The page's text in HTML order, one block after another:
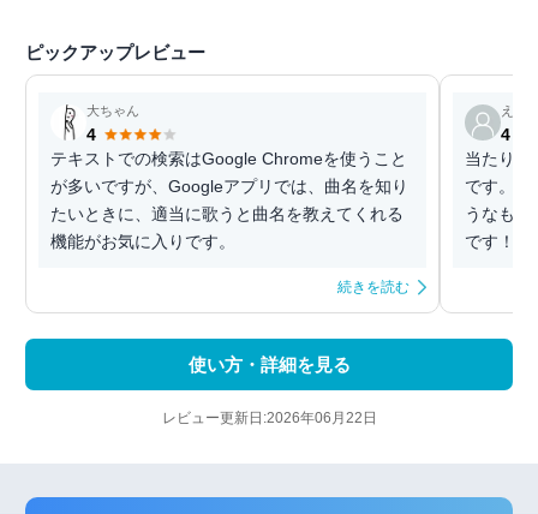
ピックアップレビュー
大ちゃん
4
テキストでの検索はGoogle Chromeを使うこと
が多いですが、Googleアプリでは、曲名を知り
たいときに、適当に歌うと曲名を教えてくれる
機能がお気に入りです。
続きを読む
えし
4
当たり前
です。シ
うなも
です！
使い方・詳細を見る
レビュー更新日:2026年06月22日